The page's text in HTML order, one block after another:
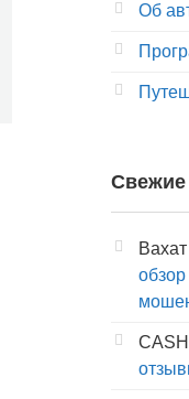
Об
Свежие
Вахат